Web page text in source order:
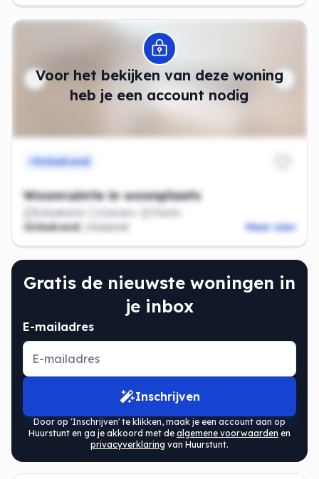
Voor het bekijken van deze woning
heb je een account nodig
Modal openen
Onbekend
Woonruimte in woonplaats
Onbekend Kamers
Plaats
Onbekend
/maand Meer zien
Gratis de nieuwste woningen in
je inbox
E-mailadres
Inschrijven
Door op 'Inschrijven' te klikken, maak je een account aan op
Huurstunt en ga je akkoord met de algemene voorwaarden en
privacyverklaring van Huurstunt.